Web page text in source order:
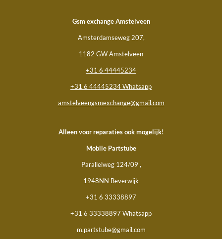
Gsm exchange Amstelveen
Amsterdamseweg 207,
1182 GW Amstelveen
+31 6 44445234
+31 6 44445234 Whatsapp
amstelveengsmexchange@gmail.com
Alleen voor reparaties ook mogelijk!
Mobile Partstube
Parallelweg 124/09 ,
1948NN Beverwijk
+31 6 33338897
+31 6 33338897 Whatsapp
m.partstube@gmail.com